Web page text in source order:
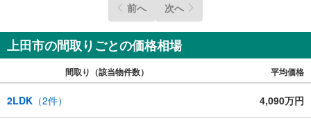
前へ 次へ
上田市の間取りごとの価格相場
間取り（該当物件数） 平均価格
2LDK （2件） 4,090万円